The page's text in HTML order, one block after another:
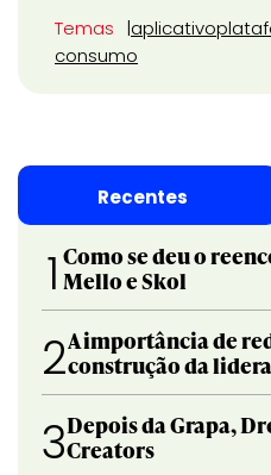
Temas aplicativo
consumo
Recentes
1 Como se deu o
Mello e Skol
2A importância de
construção da
3Depois da Grapa,
Creators